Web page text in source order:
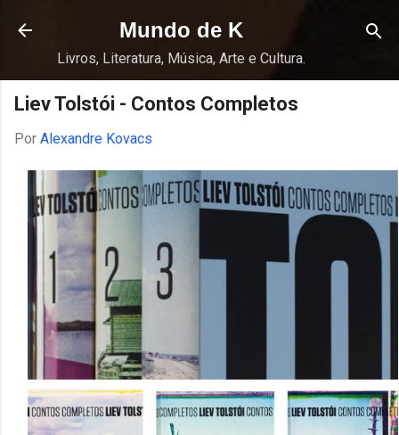
Pular para o conteúdo principal
Mundo de K
Livros, Literatura, Música, Arte e Cultura.
Liev Tolstói - Contos Completos
Por Alexandre Kovacs